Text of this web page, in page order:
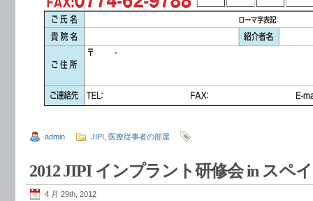
admin JIPI 医療従事者の部屋
2012 JIPI インプラント研修会 in スペ
4 月 29th, 2012